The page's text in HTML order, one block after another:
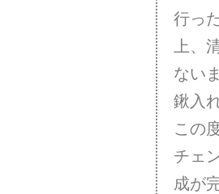
行っ
上、
ない
鍬入
この
チェ
成が